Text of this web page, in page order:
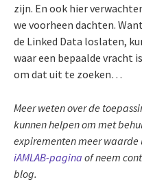
zijn. En ook hier
we voorheen dachten.
de Linked Data loslaten,
waar een bepaalde vracht
om dat uit te zoeken…
Meer weten over de
kunnen helpen om met
expirementen meer
iAMLAB-pagina of neem
blog.